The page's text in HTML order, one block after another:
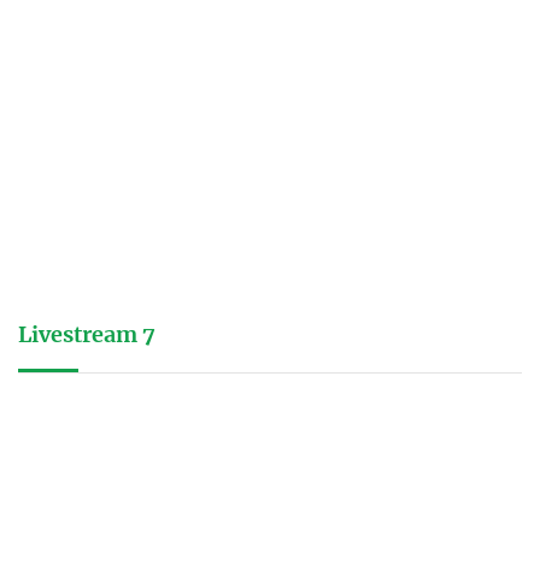
Livestream 7